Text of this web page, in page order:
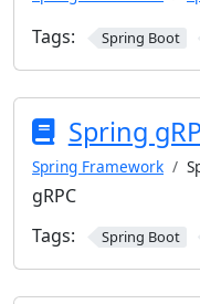
Tags: Spring Boot
Spring
Spring Framework
gRPC
Tags:
Spring Boot